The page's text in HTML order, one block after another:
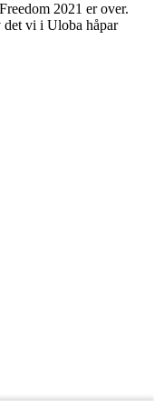
2021 er over.
det vi i Uloba håpar